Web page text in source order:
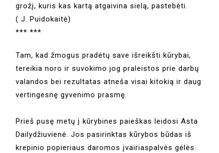
grožį, kuris kas kartą atgaivina sielą, pastebėti.
( J. Puidokaitė)
*** ***
Tam, kad žmogus pradėtų save išreikšti kūrybai,
tereikia noro ir suvokimo jog praleistos prie darbų
valandos bei rezultatas atneša visai kitokią ir daug
vertingesnę gyvenimo prasmę.
Prieš pusę metų į kūrybines paieškas leidosi Asta
Dailydžiuvienė. Jos pasirinktas kūrybos būdas iš
krepinio popieriaus daromos įvairiaspalvės gėlės.